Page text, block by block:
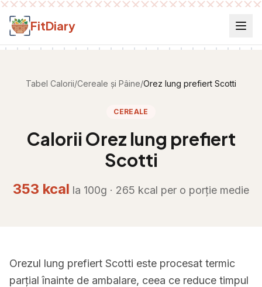
Salt la conținut
FitDiary
Tabel Calorii/Cereale și Pâine/Orez lung prefiert Scotti
CEREALE
Calorii Orez lung prefiert
Scotti
353 kcal la 100g · 265 kcal per o porție medie
Orezul lung prefiert Scotti este procesat termic
parțial înainte de ambalare, ceea ce reduce timpul